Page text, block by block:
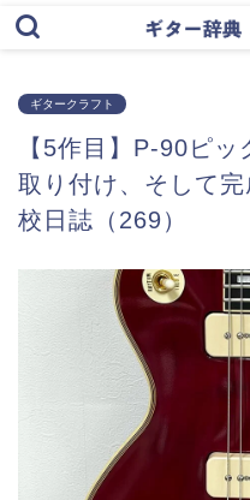
ギタークラフト
【5作目】P-90ピ
取り付け、そして
校日誌（269）